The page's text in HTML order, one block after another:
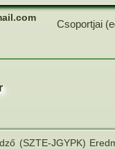
Csoportjai
(SZTE-JGYPK)